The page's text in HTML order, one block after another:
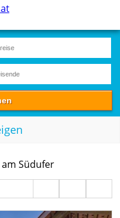
Maps correctly.
OK
Südufer